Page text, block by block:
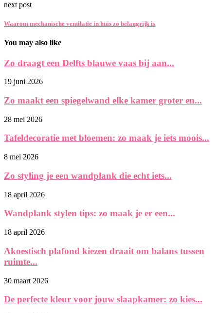
next post
Waarom mechanische ventilatie in huis zo belangrijk is
You may also like
Zo draagt een Delfts blauwe vaas bij aan...
19 juni 2026
Zo maakt een spiegelwand elke kamer groter en...
28 mei 2026
Tafeldecoratie met bloemen: zo maak je iets moois...
8 mei 2026
Zo styling je een wandplank die echt iets...
18 april 2026
Wandplank stylen tips: zo maak je er een...
18 april 2026
Akoestisch plafond kiezen draait om balans tussen
ruimte...
30 maart 2026
De perfecte kleur voor jouw slaapkamer: zo kies...